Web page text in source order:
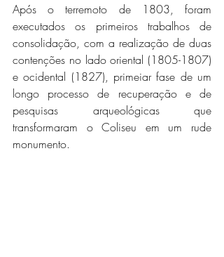
Após o terremoto de 1803, foram
executados os primeiros trabalhos de
consolidação, com a realização de duas
contenções no lado oriental (1805-1807)
e ocidental (1827), primeiar fase de um
longo processo de recuperação e de
pesquisas arqueológicas que
transformaram o Coliseu em um rude
monumento.